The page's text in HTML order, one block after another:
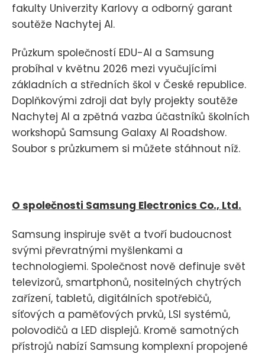
fakulty Univerzity Karlovy a odborný garant
soutěže Nachytej AI.
Průzkum společností EDU-AI a Samsung
probíhal v květnu 2026 mezi vyučujícími
základních a středních škol v České republice.
Doplňkovými zdroji dat byly projekty soutěže
Nachytej AI a zpětná vazba účastníků školních
workshopů Samsung Galaxy AI Roadshow.
Soubor s průzkumem si můžete stáhnout níž.
O společnosti Samsung Electronics Co., Ltd.
Samsung inspiruje svět a tvoří budoucnost
svými převratnými myšlenkami a
technologiemi. Společnost nově definuje svět
televizorů, smartphonů, nositelných chytrých
zařízení, tabletů, digitálních spotřebičů,
síťových a paměťových prvků, LSI systémů,
polovodičů a LED displejů. Kromě samotných
přístrojů nabízí Samsung komplexní propojené